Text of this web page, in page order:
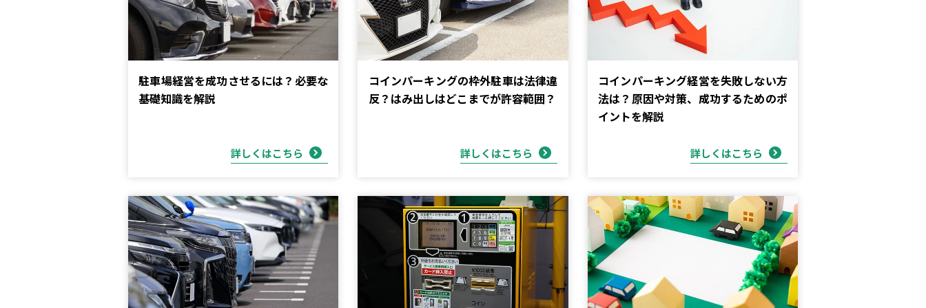
駐車場経営を成功させるには？必要な
基礎知識を解説
詳しくはこちら
コインパーキングの枠外駐車は法律違
反？はみ出しはどこまでが許容範囲？
詳しくはこちら
コインパーキング経営を失敗しない方
法は？原因や対策、成功するためのポ
イントを解説
詳しくはこちら